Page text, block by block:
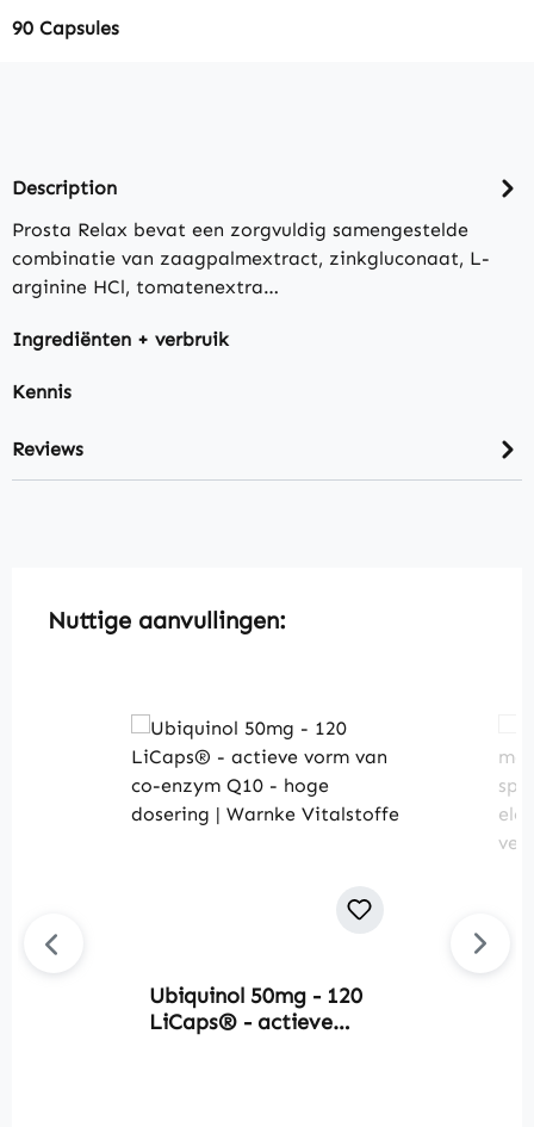
90 Capsules
Description
Prosta Relax bevat een zorgvuldig samengestelde
combinatie van zaagpalmextract, zinkgluconaat, L-
arginine HCl, tomatenextra…
Ingrediënten + verbruik
Kennis
Reviews
Skip product gallery
Nuttige aanvullingen:
Ubiquinol 50mg - 120
LiCaps® - actieve